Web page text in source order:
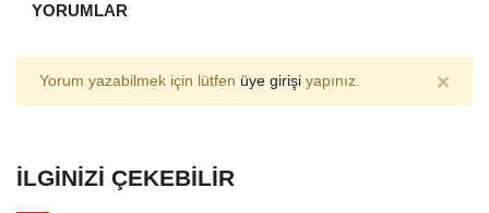
YORUMLAR
Yorum yazabilmek için lütfen üye girişi yapınız. ×
İLGINIZI ÇEKEBILIR